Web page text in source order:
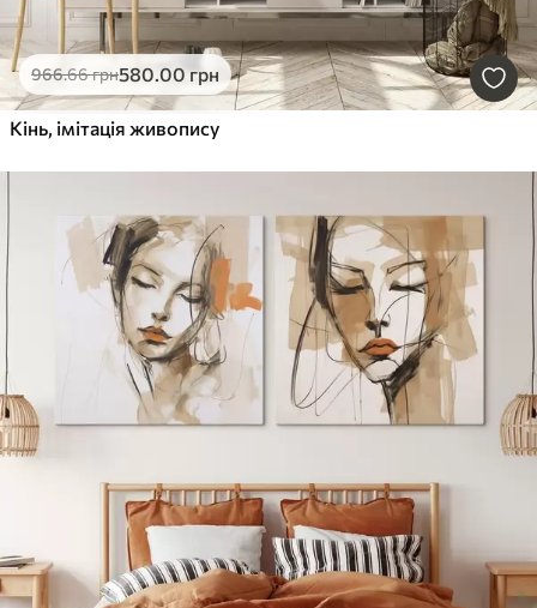
966.66грн580.00грн
Кінь, імітація живопису